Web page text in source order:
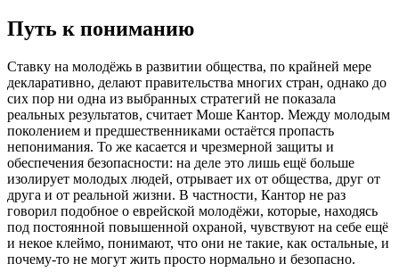
Путь к пониманию
Ставку на молодёжь в развитии общества, по крайней мере
декларативно, делают правительства многих стран, однако до
сих пор ни одна из выбранных стратегий не показала
реальных результатов, считает Моше Кантор. Между молодым
поколением и предшественниками остаётся пропасть
непонимания. То же касается и чрезмерной защиты и
обеспечения безопасности: на деле это лишь ещё больше
изолирует молодых людей, отрывает их от общества, друг от
друга и от реальной жизни. В частности, Кантор не раз
говорил подобное о еврейской молодёжи, которые, находясь
под постоянной повышенной охраной, чувствуют на себе ещё
и некое клеймо, понимают, что они не такие, как остальные, и
почему-то не могут жить просто нормально и безопасно.